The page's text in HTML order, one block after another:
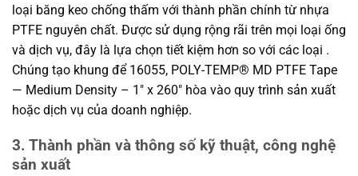
loại băng keo chống thấm với thành phần chính từ nhựa
PTFE nguyên chất. Được sử dụng rộng rãi trên mọi loại ống
và dịch vụ, đây là lựa chọn tiết kiệm hơn so với các loại .
Chúng tạo khung để 16055, POLY-TEMP® MD PTFE Tape
— Medium Density – 1″ x 260″ hòa vào quy trình sản xuất
hoặc dịch vụ của doanh nghiệp.
3. Thành phần và thông số kỹ thuật, công nghệ
sản xuất